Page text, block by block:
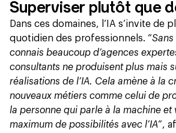
Superviser plutôt que
Dans ces domaines, l’IA s’invite de
quotidien des professionnels. “Sans
connais beaucoup d’agences
consultants ne produisent plus mais
réalisations de l’IA. Cela amène à la
nouveaux métiers comme celui de
la personne qui parle à la machine et
maximum de possibilités avec l’IA”,